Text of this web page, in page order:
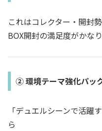
これはコレクター・開封
BOX開封の満足度がかな
② 環境テーマ強化パッ
「デュエルシーンで活躍
ら